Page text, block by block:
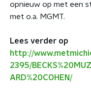
opnieuw op met een
met o.a. MGMT.
Lees verder op
http://
2395/
ARD%20COHEN/